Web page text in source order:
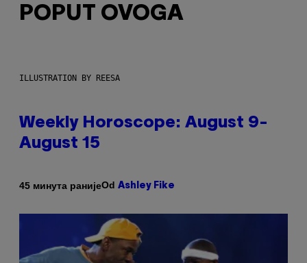
POPUT OVOGA
ILLUSTRATION BY REESA
Weekly Horoscope: August 9-
August 15
45 минута ранијеOd Ashley Fike